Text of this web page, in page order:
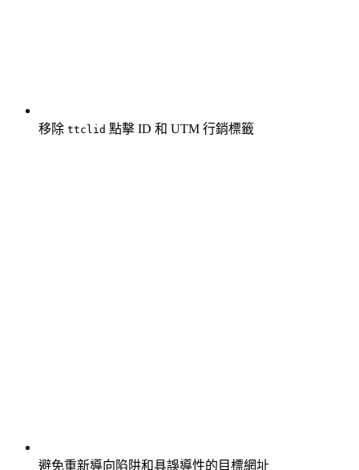
移除 ttclid 點擊 ID 和 UTM 行銷標籤
避免重新導向陷阱和具誤導性的目標網址